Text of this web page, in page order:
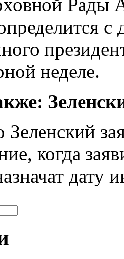
Рады
с
неделе.
Зеленский
когда
дату